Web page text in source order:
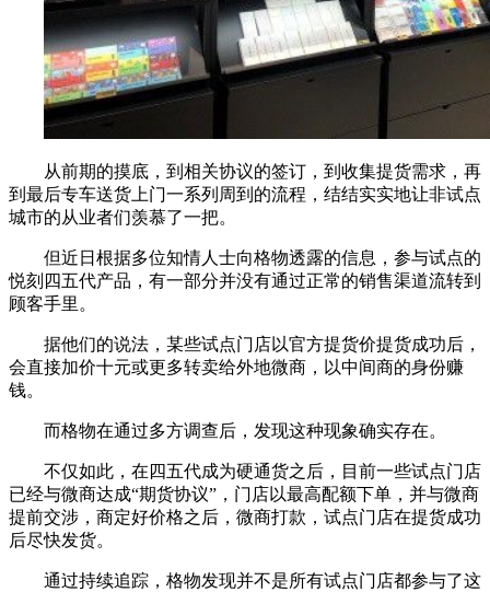
从前期的摸底，到相关协议的签订，到收集提货需求，再
到最后专车送货上门一系列周到的流程，结结实实地让非试点
城市的从业者们羡慕了一把。
但近日根据多位知情人士向格物透露的信息，参与试点的
悦刻四五代产品，有一部分并没有通过正常的销售渠道流转到
顾客手里。
据他们的说法，某些试点门店以官方提货价提货成功后，
会直接加价十元或更多转卖给外地微商，以中间商的身份赚
钱。
而格物在通过多方调查后，发现这种现象确实存在。
不仅如此，在四五代成为硬通货之后，目前一些试点门店
已经与微商达成“期货协议”，门店以最高配额下单，并与微商
提前交涉，商定好价格之后，微商打款，试点门店在提货成功
后尽快发货。
通过持续追踪，格物发现并不是所有试点门店都参与了这